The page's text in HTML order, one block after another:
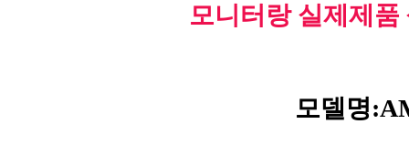
모니터랑 실제제
모델명